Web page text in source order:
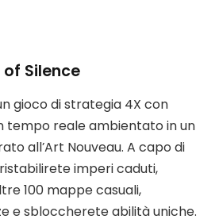
of Silence
gioco di strategia 4X con
tempo reale ambientato in un
all’Art Nouveau. A capo di
imperi caduti,
100 mappe casuali,
e sbloccherete abilità uniche.